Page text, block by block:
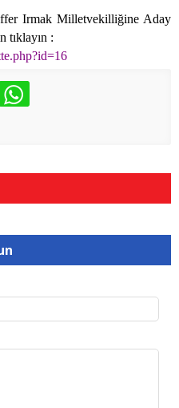
Irmak Milletvekilliğine Aday
tıklayın :